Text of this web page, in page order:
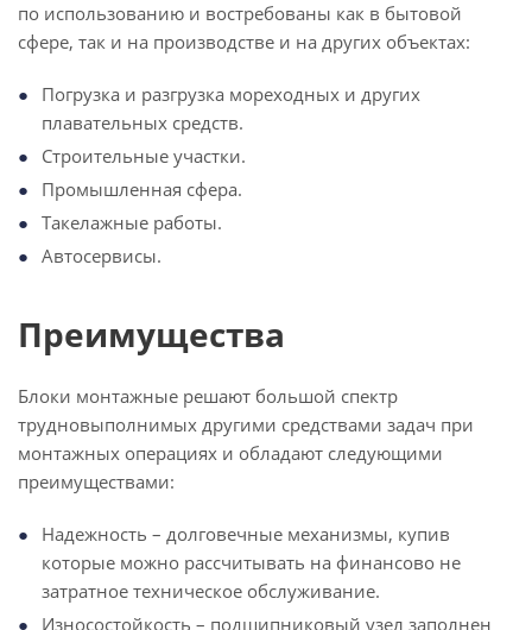
по использованию и востребованы как в бытовой
сфере, так и на производстве и на других объектах:
Погрузка и разгрузка мореходных и других
плавательных средств.
Строительные участки.
Промышленная сфера.
Такелажные работы.
Автосервисы.
Преимущества
Блоки монтажные решают большой спектр
трудновыполнимых другими средствами задач при
монтажных операциях и обладают следующими
преимуществами:
Надежность – долговечные механизмы, купив
которые можно рассчитывать на финансово не
затратное техническое обслуживание.
Износостойкость – подшипниковый узел заполнен